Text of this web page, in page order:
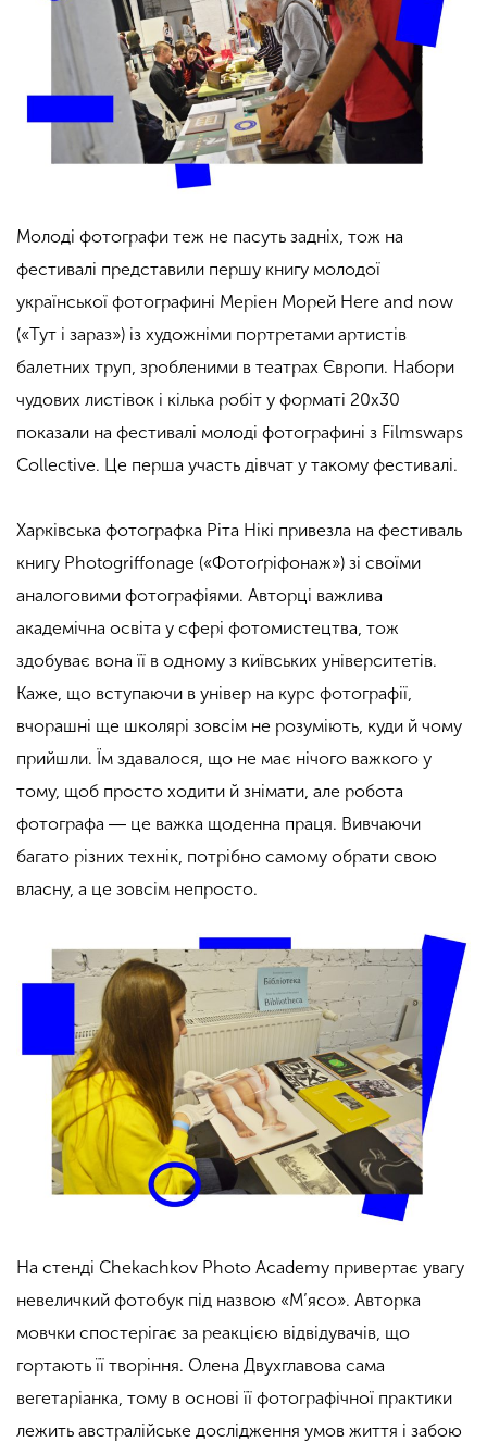
Молоді фотографи теж не пасуть задніх, тож на
фестивалі представили першу книгу молодої
української фотографині Меріен Морей Here and now
(«Тут і зараз») із художніми портретами артистів
балетних труп, зробленими в театрах Європи. Набори
чудових листівок і кілька робіт у форматі 20х30
показали на фестивалі молоді фотографині з Filmswaps
Collective. Це перша участь дівчат у такому фестивалі.
Харківська фотографка Ріта Нікі привезла на фестиваль
книгу Photogriffonage («Фотоґріфонаж») зі своїми
аналоговими фотографіями. Авторці важлива
академічна освіта у сфері фотомистецтва, тож
здобуває вона її в одному з київських університетів.
Каже, що вступаючи в універ на курс фотографії,
вчорашні ще школярі зовсім не розуміють, куди й чому
прийшли. Їм здавалося, що не має нічого важкого у
тому, щоб просто ходити й знімати, але робота
фотографа ― це важка щоденна праця. Вивчаючи
багато різних технік, потрібно самому обрати свою
власну, а це зовсім непросто.
На стенді Chekachkov Photo Academy привертає увагу
невеличкий фотобук під назвою «М’ясо». Авторка
мовчки спостерігає за реакцією відвідувачів, що
гортають її творіння. Олена Двухглавова сама
вегетаріанка, тому в основі її фотографічної практики
лежить австралійське дослідження умов життя і забою